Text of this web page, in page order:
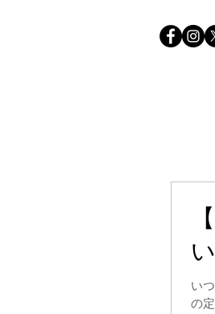
い
の